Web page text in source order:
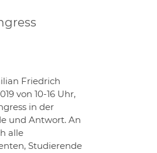
Friedrich
von 10-16 Uhr,
in der
und Antwort. An
alle
Studierende